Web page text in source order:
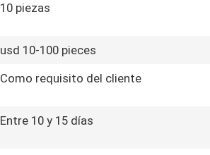
10 piezas
usd 10-100 pieces
Como requisito del cliente
Entre 10 y 15 días